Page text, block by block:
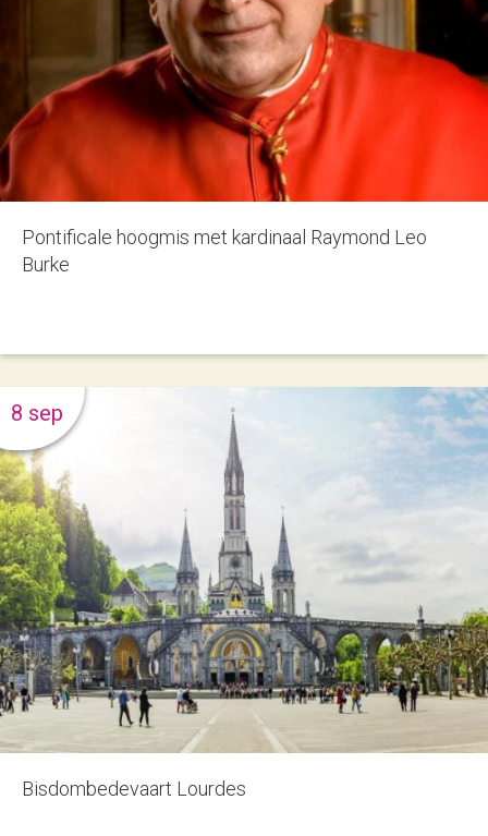
Pontificale hoogmis met kardinaal Raymond Leo
Burke
Bisdombedevaart Lourdes
8 sep